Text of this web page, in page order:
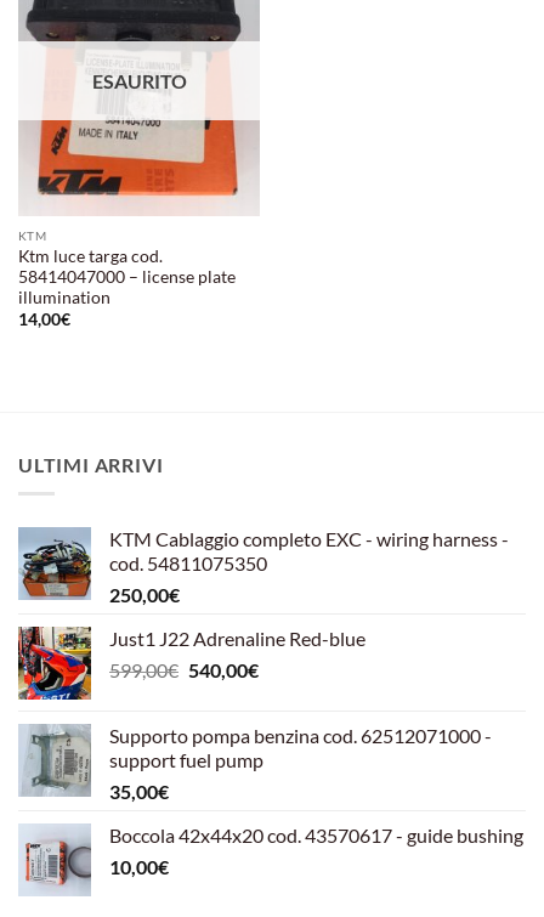
alla lista
desideri
ESAURITO
KTM
Ktm luce targa cod.
58414047000 – license plate
illumination
14,00€
ULTIMI ARRIVI
KTM Cablaggio completo EXC - wiring harness -
cod. 54811075350
250,00€
Just1 J22 Adrenaline Red-blue
599,00€ Il
era:
599,00€.
540,00€Il
è:
540,00€.
Supporto pompa benzina cod. 62512071000 -
support fuel pump
35,00€
Boccola 42x44x20 cod. 43570617 - guide bushing
10,00€